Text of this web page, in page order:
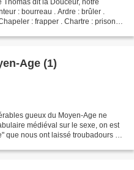
dit la Douceur, notre
: bourreau . Ardre : brûler .
: frapper . Chartre : prison .
Les mots du sexe au Moyen-Age (1)
gueux du Moyen-Age ne
médiéval sur le sexe, on est
que nous ont laissé troubadours et